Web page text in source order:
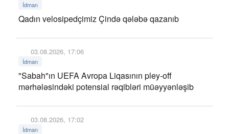
İdman
Qadın velosipedçimiz Çində qələbə qazanıb
03.08.2026, 17:06
İdman
"Sabah"ın UEFA Avropa Liqasının pley-off
mərhələsindəki potensial rəqibləri müəyyənləşib
03.08.2026, 17:02
İdman